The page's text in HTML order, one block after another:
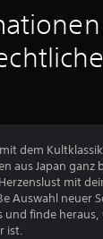
dem
aus Japan ganz
mit
Auswahl neuer
und finde
ist.